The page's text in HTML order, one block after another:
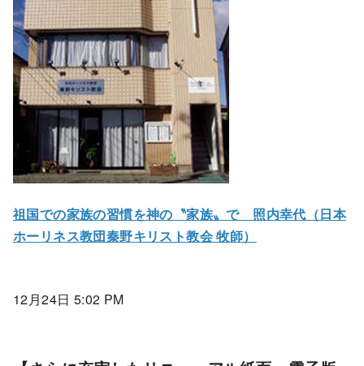
祖国での家族の習慣を神の〝家族〟で 照内幸代（日本
ホーリネス教団秦野キリスト教会 牧師）
12月24日 5:02 PM